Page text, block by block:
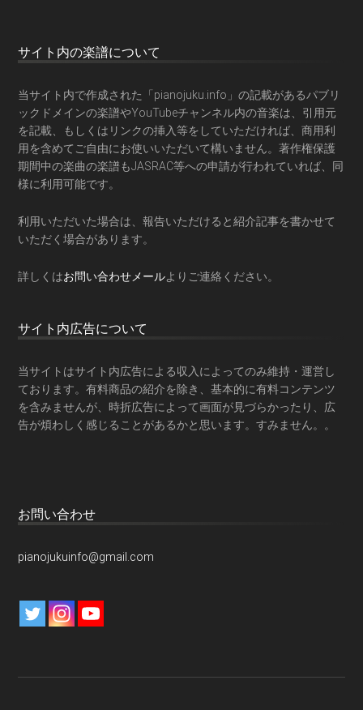
サイト内の楽譜について
当サイト内で作成された「pianojuku.info」の記載があるパブリ
ックドメインの楽譜やYouTubeチャンネル内の音楽は、引用元
を記載、もしくはリンクの挿入等をしていただければ、商用利
用を含めてご自由にお使いいただいて構いません。著作権保護
期間中の楽曲の楽譜もJASRAC等への申請が行われていれば、同
様に利用可能です。
利用いただいた場合は、報告いただけると紹介記事を書かせて
いただく場合があります。
詳しくはお問い合わせメールよりご連絡ください。
サイト内広告について
当サイトはサイト内広告による収入によってのみ維持・運営し
ております。有料商品の紹介を除き、基本的に有料コンテンツ
を含みませんが、時折広告によって画面が見づらかったり、広
告が煩わしく感じることがあるかと思います。すみません。。
お問い合わせ
pianojukuinfo@gmail.com